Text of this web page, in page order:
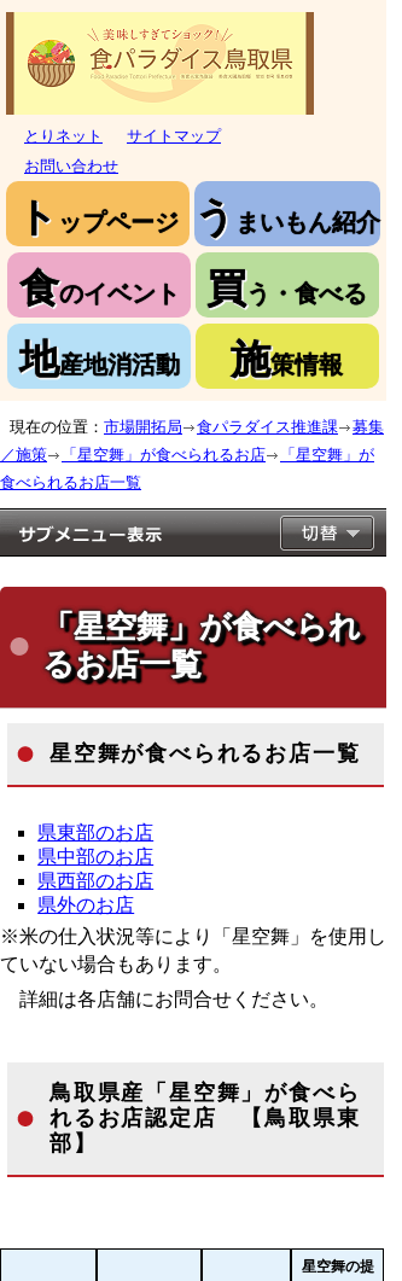
とりネット
サイトマップ
お問い合わせ
ト ップページ う まいもん紹介
食のイベント 買う・食べる
地産地消活動 施策情報
現在の位置： 市場開拓局 食パラダイス推進課
募集
／施策
「星空舞」が食べられるお店
「星空舞」が
食べられるお店一覧
「星空舞」が食べられ
るお店一覧
星空舞が食べられるお店一覧
県東部のお店
県中部のお店
県西部のお店
県外のお店
※米の仕入状況等により「星空舞」を使用し
ていない場合もあります。
詳細は各店舗にお問合せください。
鳥取県産「星空舞」が食べら
れるお店認定店 【鳥取県東
部】
星空舞の提